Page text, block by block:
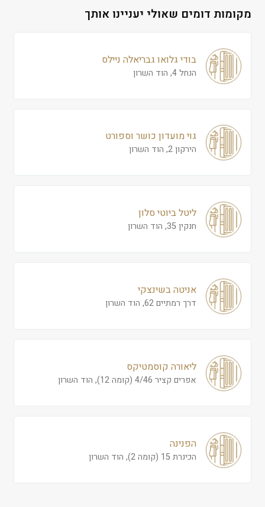
מקומות דומים שאולי יעניינו אותך
בודי גלואו גבריאלה ניילס
הנחל 4, הוד השרון
גוי מועדון כושר וספורט
הירקון 2, הוד השרון
ליטל ביוטי סלון
חנקין 35, הוד השרון
אניטה בשינצקי
דרך רמתיים 62, הוד השרון
ליאורה קוסמטיקס
אפרים קציר 4/46 (קומה 12), הוד השרון
הפנינה
הכינרת 15 (קומה 2), הוד השרון